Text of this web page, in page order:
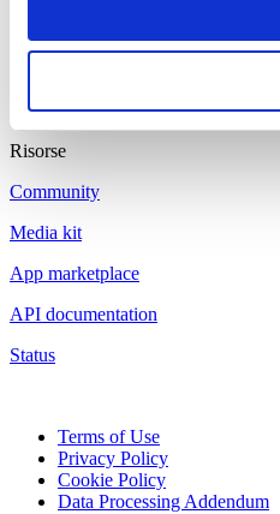
Gestione del Personale
Risorse
Community
Media kit
App marketplace
API documentation
Status
Terms of Use
Privacy Policy
Cookie Policy
Data Processing Addendum